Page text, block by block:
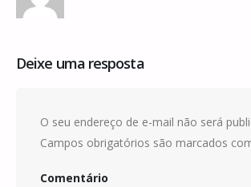
Deixe uma resposta
O seu endereço de e-mail não será
Campos obrigatórios são marcados
Comentário